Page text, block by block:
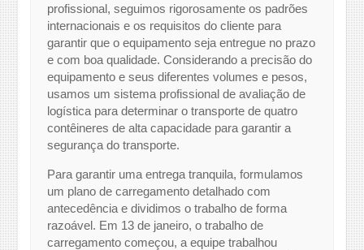
profissional, seguimos rigorosamente os padrões
internacionais e os requisitos do cliente para
garantir que o equipamento seja entregue no prazo
e com boa qualidade. Considerando a precisão do
equipamento e seus diferentes volumes e pesos,
usamos um sistema profissional de avaliação de
logística para determinar o transporte de quatro
contêineres de alta capacidade para garantir a
segurança do transporte.
Para garantir uma entrega tranquila, formulamos
um plano de carregamento detalhado com
antecedência e dividimos o trabalho de forma
razoável. Em 13 de janeiro, o trabalho de
carregamento começou, a equipe trabalhou